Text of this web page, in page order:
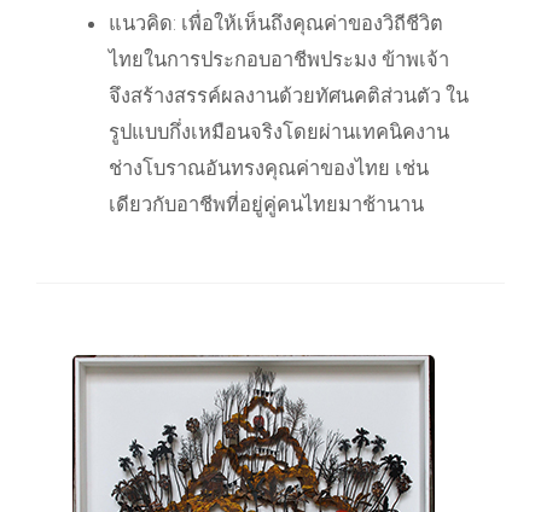
แนวคิด: เพื่อให้เห็นถึงคุณค่าของวิถีชีวิต
ไทยในการประกอบอาชีพประมง ข้าพเจ้า
จึงสร้างสรรค์ผลงานด้วยทัศนคติส่วนตัว ใน
รูปแบบกึ่งเหมือนจริงโดยผ่านเทคนิคงาน
ช่างโบราณอันทรงคุณค่าของไทย เช่น
เดียวกับอาชีพที่อยู่คู่คนไทยมาช้านาน